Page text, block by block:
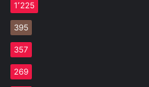
1٬225
395
357
269